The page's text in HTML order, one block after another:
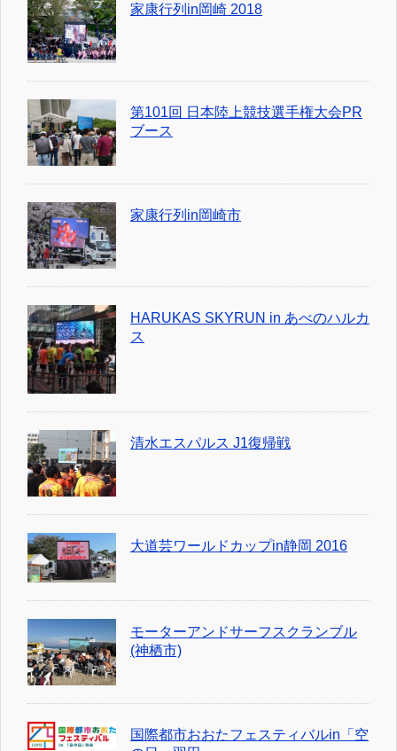
家康行列in岡崎 2018
第101回 日本陸上競技選手権大会PR
ブース
家康行列in岡崎市
HARUKAS SKYRUN in あべのハルカ
ス
清水エスパルス J1復帰戦
大道芸ワールドカップin静岡 2016
モーターアンドサーフスクランブル
(神栖市)
国際都市おおたフェスティバルin「空